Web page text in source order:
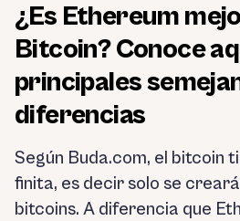
¿Es Ethereum
Bitcoin? Conoce
principales
diferencias
Según Buda.com, el bitcoin
finita, es decir solo se
bitcoins. A diferencia que